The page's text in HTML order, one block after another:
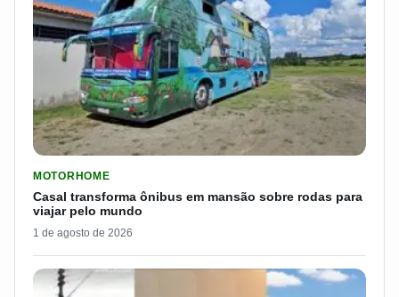
MOTORHOME
Casal transforma ônibus em mansão sobre rodas para
viajar pelo mundo
1 de agosto de 2026